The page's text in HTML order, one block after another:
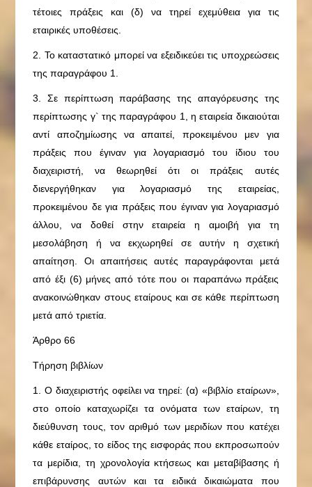
τέτοιες πράξεις και (δ) να τηρεί εχεμύθεια για τις
εταιρικές υποθέσεις.
2. Το καταστατικό μπορεί να εξειδικεύει τις υποχρεώσεις
της παραγράφου 1.
3. Σε περίπτωση παράβασης της απαγόρευσης της
περίπτωσης γ` της παραγράφου 1, η εταιρεία δικαιούται
αντί αποζημίωσης να απαιτεί, προκειμένου μεν για
πράξεις που έγιναν για λογαριασμό του ίδιου του
διαχειριστή, να θεωρηθεί ότι οι πράξεις αυτές
διενεργήθηκαν για λογαριασμό της εταιρείας,
προκειμένου δε για πράξεις που έγιναν για λογαριασμό
άλλου, να δοθεί στην εταιρεία η αμοιβή για τη
μεσολάβηση ή να εκχωρηθεί σε αυτήν η σχετική
απαίτηση. Οι απαιτήσεις αυτές παραγράφονται μετά
από έξι (6) μήνες από τότε που οι παραπάνω πράξεις
ανακοινώθηκαν στους εταίρους και σε κάθε περίπτωση
μετά από τριετία.
Άρθρο 66
Τήρηση βιβλίων
1. Ο διαχειριστής οφείλει να τηρεί: (α) «βιβλίο εταίρων»,
στο οποίο καταχωρίζει τα ονόματα των εταίρων, τη
διεύθυνση τους, τον αριθμό των μεριδίων που κατέχει
κάθε εταίρος, το είδος της εισφοράς που εκπροσωπούν
τα μερίδια, τη χρονολογία κτήσεως και μεταβίβασης ή
επιβάρυνσης αυτών και τα ειδικά δικαιώματα που